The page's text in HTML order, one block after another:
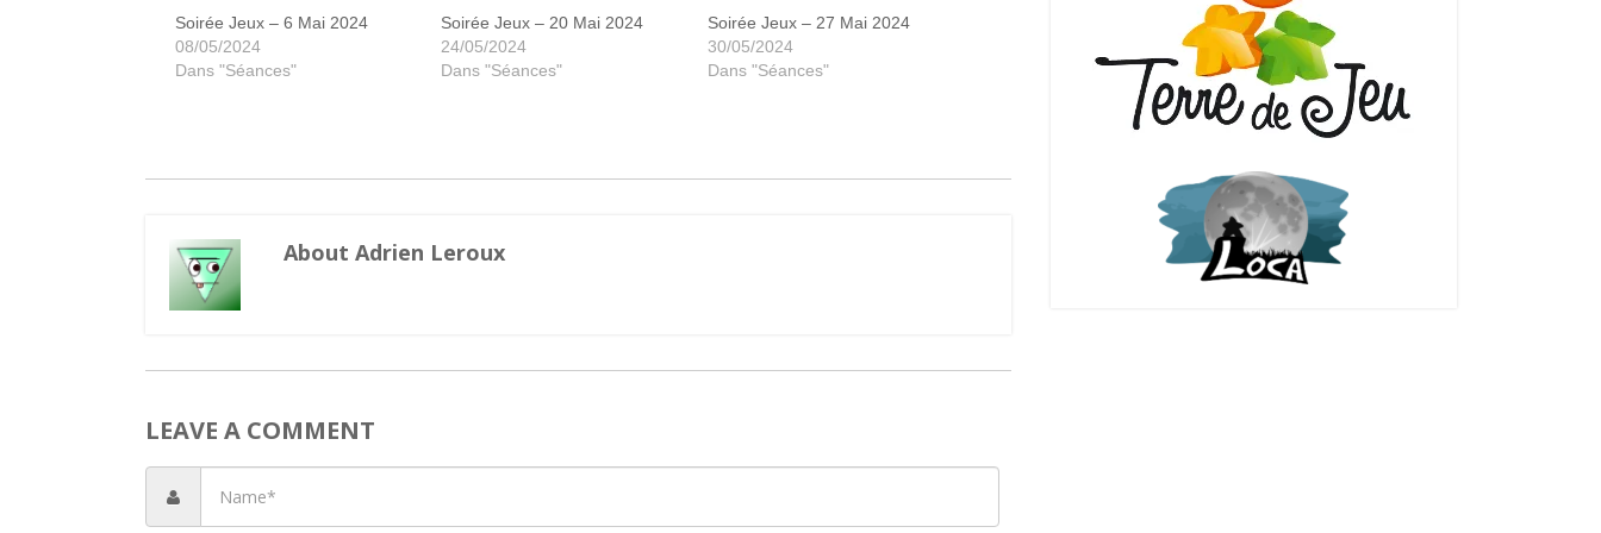
Soirée Jeux – 6 Mai 2024
08/05/2024
Dans "Séances"
Soirée Jeux – 20 Mai 2024
24/05/2024
Dans "Séances"
Soirée Jeux – 27 Mai 2024
30/05/2024
Dans "Séances"
About Adrien Leroux
LEAVE A COMMENT